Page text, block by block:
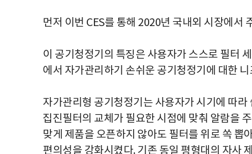
먼저 이번 CES를 통해 2020년 국내외 시장에서
이 공기청정기의 특징은 사용자가 스스로 필터
에서 자가관리하기 손쉬운 공기청정기에 대한
자가관리형 공기청정기는 사용자가 시기에 따
집진필터의 교체가 필요한 시점에 맞춰 알람을
맞게 제품을 오픈하지 않아도 필터를 위로 쏙 뽑
편의성을 강화시켰다. 기존 동일 평형대의 자사